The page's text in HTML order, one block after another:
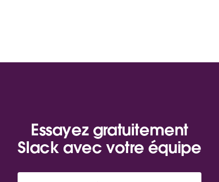
Essayez gratuitement
Slack avec votre équipe